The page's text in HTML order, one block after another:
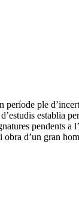
ple
establia
pendents
obra d’un gran